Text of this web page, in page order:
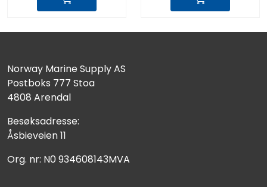
Norway Marine Supply AS
Postboks 777 Stoa
4808 Arendal
Besøksadresse:
Åsbieveien 11
Org. nr: N0 934608143MVA